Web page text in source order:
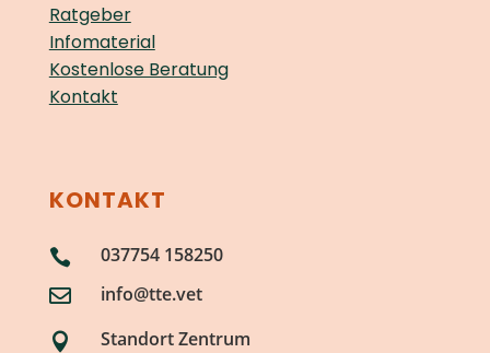
Ratgeber
Infomaterial
Kostenlose Beratung
Kontakt
KONTAKT
 037754 158250
 info@tte.vet
 Standort Zentrum